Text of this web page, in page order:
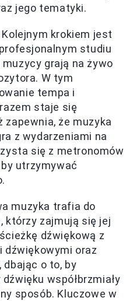
jego tematyki.
Kolejnym krokiem jest
studiu
grają na żywo
W tym
tempa i
staje się
zapewnia, że muzyka
z wydarzeniami na
się z metronomów
utrzymywać
muzyka trafia do
którzy zajmują się jej
dźwiękową z
dźwiękowymi oraz
dbając o to, by
współbrzmiały
sposób. Kluczowe w